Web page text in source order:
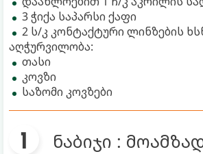
3 ჭიქა საპარსი ქაფი
2 ს/კ კონტაქტური ლინზების
აღჭურვილობა:
თასი
კოვზი
საზომი კოვზები
ნაბიჯი :